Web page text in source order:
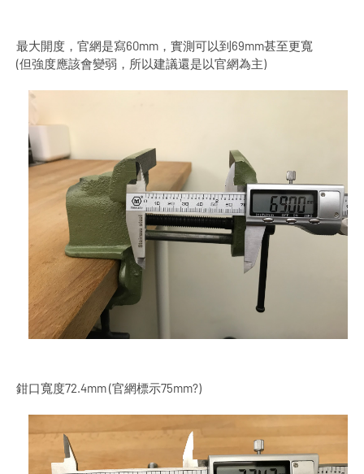
最大開度，官網是寫60mm，實測可以到69mm甚至更寬
(但強度應該會變弱，所以建議還是以官網為主)
鉗口寬度72.4mm (官網標示75mm?)